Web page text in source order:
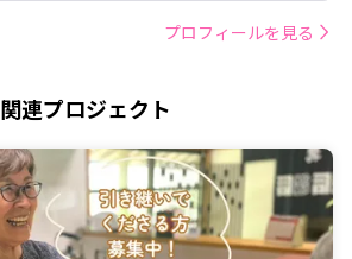
プロフィールを見る
関連プロジェクト